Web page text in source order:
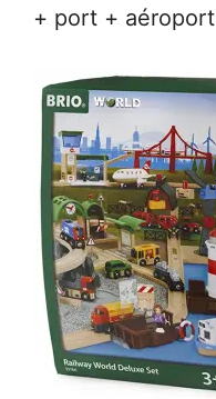
+ port + aéroport